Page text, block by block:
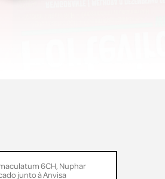
6CH, Nuphar
junto à Anvisa